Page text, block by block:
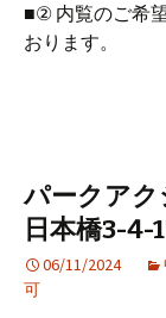
■② 内覧のご希
おります。
パークアク
日本橋3-4-
06/11/2024
可